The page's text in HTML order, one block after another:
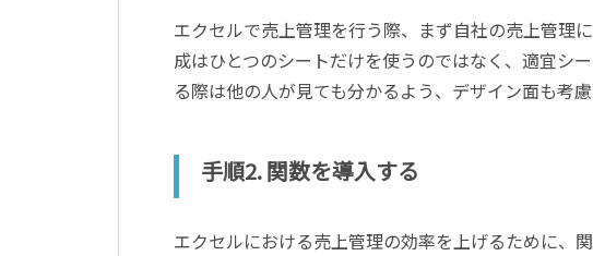
エクセルで売上管理を行う際、まず自社の売上管理
成はひとつのシートだけを使うのではなく、適宜シ
る際は他の人が見ても分かるよう、デザイン面も考慮
手順2. 関数を導入する
エクセルにおける売上管理の効率を上げるために、